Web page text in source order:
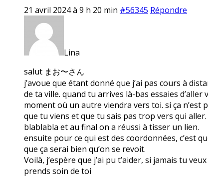
21 avril 2024 à 9 h 20 min #56345 Répondre
Lina
salut まお〜さん
j’avoue que étant donné que j’ai pas cours à
de ta ville. quand tu arrives là-bas essaies
moment où un autre viendra vers toi. si ça n’est
que tu viens et que tu sais pas trop vers qui
blablabla et au final on a réussi à tisser un lien.
ensuite pour ce qui est des coordonnées, c’est
que ça serai bien qu’on se revoit.
Voilà, j’espère que j’ai pu t’aider, si jamais tu
prends soin de toi